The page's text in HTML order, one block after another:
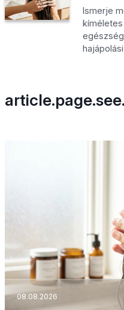
Ismerje
kíméletes
08.08.2026